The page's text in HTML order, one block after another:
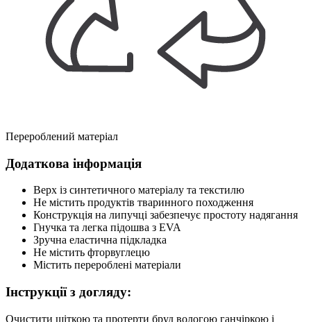
Перероблений матеріал
Додаткова інформація
Верх із синтетичного матеріалу та текстилю
Не містить продуктів тваринного походження
Конструкція на липучці забезпечує простоту надягання
Гнучка та легка підошва з EVA
Зручна еластична підкладка
Не містить фторвуглецю
Містить перероблені матеріали
Інструкції з догляду:
Очистити щіткою та протерти бруд вологою ганчіркою і